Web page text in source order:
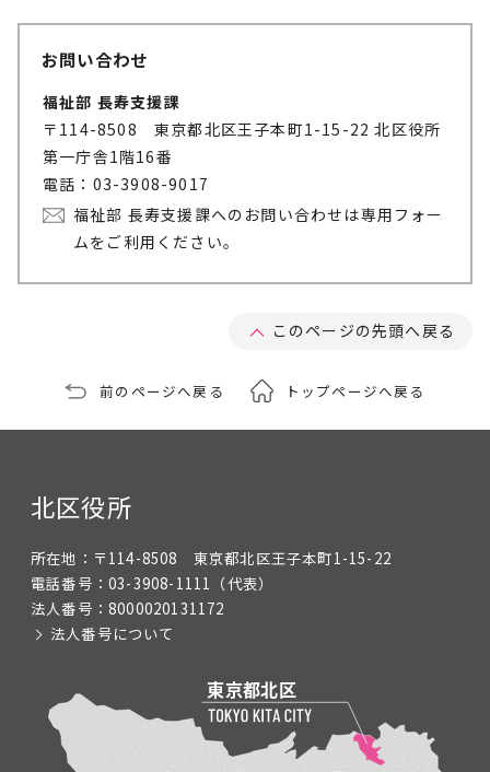
お問い合わせ
福祉部 長寿支援課
〒114-8508 東京都北区王子本町1-15-22 北区役所
第一庁舎1階16番
電話：03-3908-9017
福祉部 長寿支援課へのお問い合わせは専用フォー
ムをご利用ください。
このページの先頭へ戻る
前のページへ戻る トップページへ戻る
北区役所
所在地： 〒114-8508 東京都北区王子本町1-15-22
電話番号： 03-3908-1111 （代表）
法人番号： 8000020131172
法人番号について